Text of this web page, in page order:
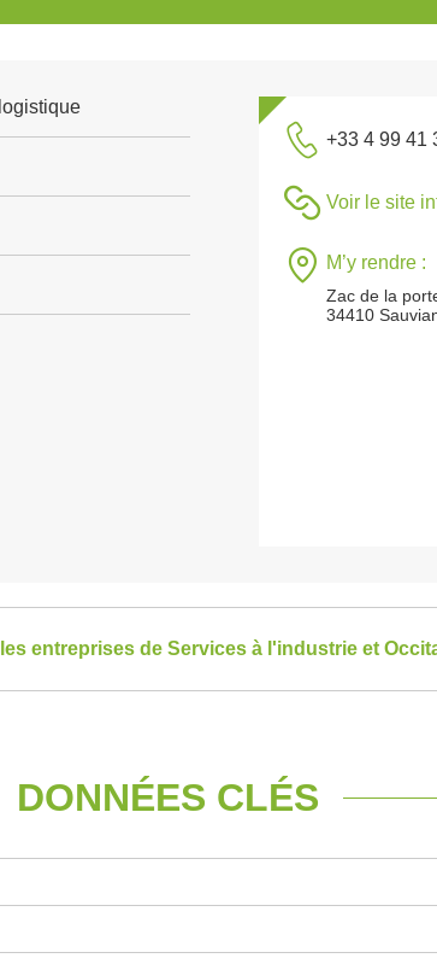
+33 4 99 41
Voir le site
M’y rendre :
Zac de la
34410
entreprises de Services à l'industrie et
DONNÉES CLÉS